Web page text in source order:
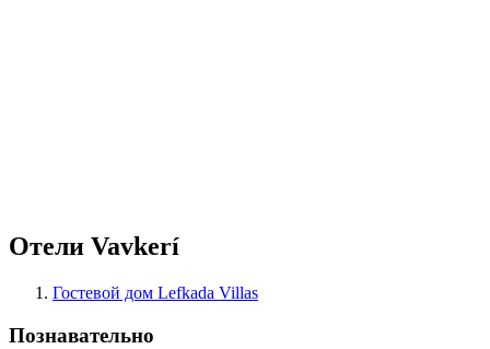
Отели Vavkerí
Гостевой дом Lefkada Villas
Познавательно